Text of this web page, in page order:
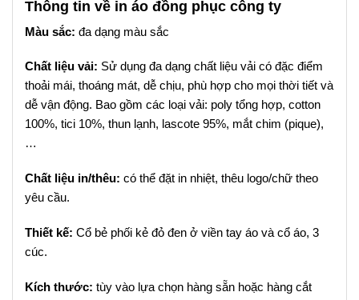
Thông tin về in áo đồng phục công ty
Màu sắc: đa dạng màu sắc
Chất liệu vải: Sử dụng đa dạng chất liệu vải có đặc điểm
thoải mái, thoáng mát, dễ chịu, phù hợp cho mọi thời tiết và
dễ vận động. Bao gồm các loại vải: poly tổng hợp, cotton
100%, tici 10%, thun lạnh, lascote 95%, mắt chim (pique),
…
Chất liệu in/thêu: có thể đặt in nhiệt, thêu logo/chữ theo
yêu cầu.
Thiết kế: Cổ bẻ phối kẻ đỏ đen ở viền tay áo và cổ áo, 3
cúc.
Kích thước: tùy vào lựa chọn hàng sẵn hoặc hàng cắt